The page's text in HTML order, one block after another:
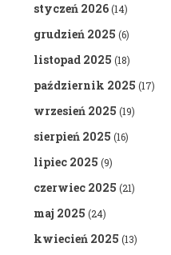
styczeń 2026(14)
grudzień 2025 (6)
listopad 2025 (18)
październik 2025 (17)
wrzesień 2025 (19)
sierpień 2025 (16)
lipiec 2025 (9)
czerwiec 2025 (21)
maj 2025 (24)
kwiecień 2025 (13)